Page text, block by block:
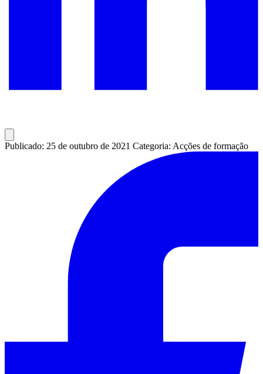
Publicado: 25 de outubro de 2021 Categoria: Acções de formação